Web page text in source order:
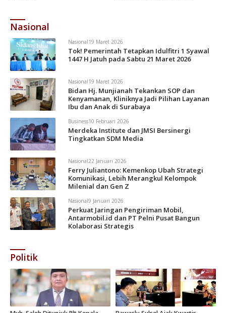
Nasional
Nasional19 Maret 2026
Tok! Pemerintah Tetapkan Idulfitri 1 Syawal
1447 H Jatuh pada Sabtu 21 Maret 2026
Nasional19 Maret 2026
Bidan Hj. Munjianah Tekankan SOP dan
Kenyamanan, Kliniknya Jadi Pilihan Layanan
Ibu dan Anak di Surabaya
Business10 Februari 2026
Merdeka Institute dan JMSI Bersinergi
Tingkatkan SDM Media
Nasional22 Januari 2026
Ferry Juliantono: Kemenkop Ubah Strategi
Komunikasi, Lebih Merangkul Kelompok
Milenial dan Gen Z
Nasional9 Januari 2026
Perkuat Jaringan Pengiriman Mobil,
Antarmobil.id dan PT Pelni Pusat Bangun
Kolaborasi Strategis
Politik